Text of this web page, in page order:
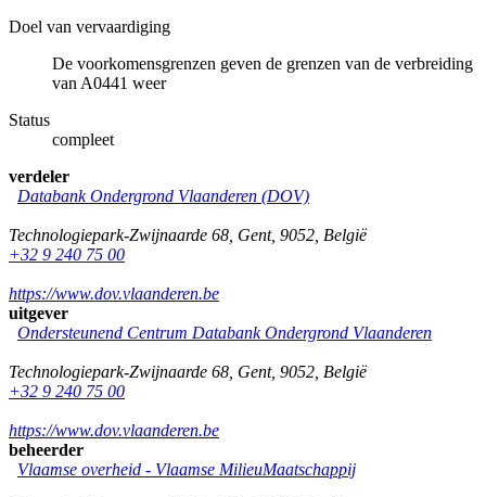
Doel van vervaardiging
De voorkomensgrenzen geven de grenzen van de verbreiding
van A0441 weer
Status
compleet
verdeler
Databank Ondergrond Vlaanderen (DOV)
Technologiepark-Zwijnaarde 68 Gent, 9052 België
+32 9 240 75 00
https://www.dov.vlaanderen.be
uitgever
Ondersteunend Centrum Databank Ondergrond Vlaanderen
Technologiepark-Zwijnaarde 68 Gent, 9052 België
+32 9 240 75 00
https://www.dov.vlaanderen.be
beheerder
Vlaamse overheid - Vlaamse MilieuMaatschappij